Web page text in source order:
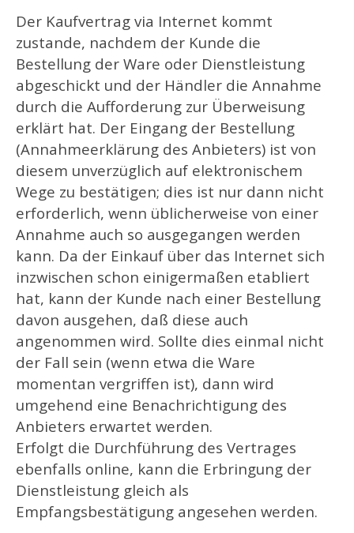
Der Kaufvertrag via Internet kommt
zustande, nachdem der Kunde die
Bestellung der Ware oder Dienstleistung
abgeschickt und der Händler die Annahme
durch die Aufforderung zur Überweisung
erklärt hat. Der Eingang der Bestellung
(Annahmeerklärung des Anbieters) ist von
diesem unverzüglich auf elektronischem
Wege zu bestätigen; dies ist nur dann nicht
erforderlich, wenn üblicherweise von einer
Annahme auch so ausgegangen werden
kann. Da der Einkauf über das Internet sich
inzwischen schon einigermaßen etabliert
hat, kann der Kunde nach einer Bestellung
davon ausgehen, daß diese auch
angenommen wird. Sollte dies einmal nicht
der Fall sein (wenn etwa die Ware
momentan vergriffen ist), dann wird
umgehend eine Benachrichtigung des
Anbieters erwartet werden.
Erfolgt die Durchführung des Vertrages
ebenfalls online, kann die Erbringung der
Dienstleistung gleich als
Empfangsbestätigung angesehen werden.